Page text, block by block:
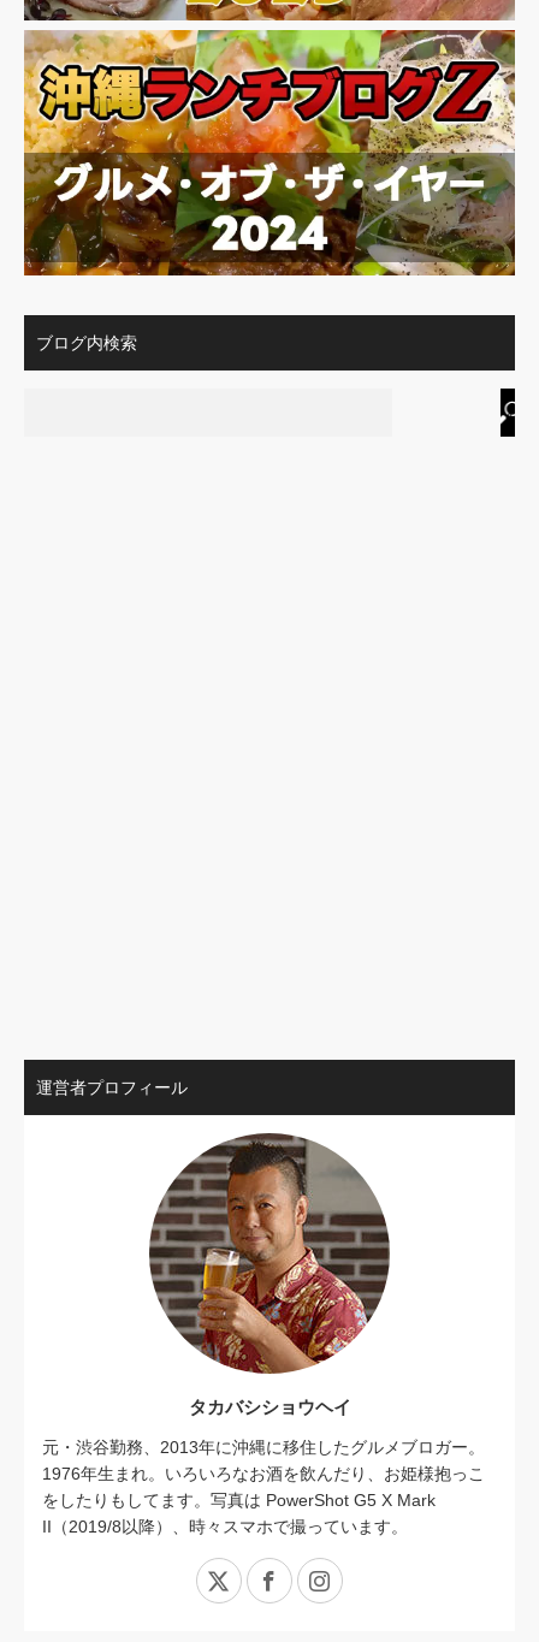
ブログ内検索
運営者プロフィール
タカバシショウヘイ
元・渋谷勤務、2013年に沖縄に移住したグルメブロガー。
1976年生まれ。いろいろなお酒を飲んだり、お姫様抱っこ
をしたりもしてます。写真は PowerShot G5 X Mark
II（2019/8以降）、時々スマホで撮っています。
X FacebookInstagram